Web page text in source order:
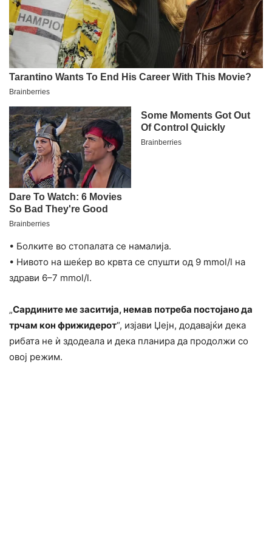
• Болките во стопалата се намалија.
• Нивото на шеќер во крвта се спушти од 9 mmol/l на
здрави 6–7 mmol/l.
„Сардините ме заситија, немав потреба постојано да
трчам кон фрижидерот“, изјави Џејн, додавајќи дека
рибата не ѝ здодеала и дека планира да продолжи со
овој режим.